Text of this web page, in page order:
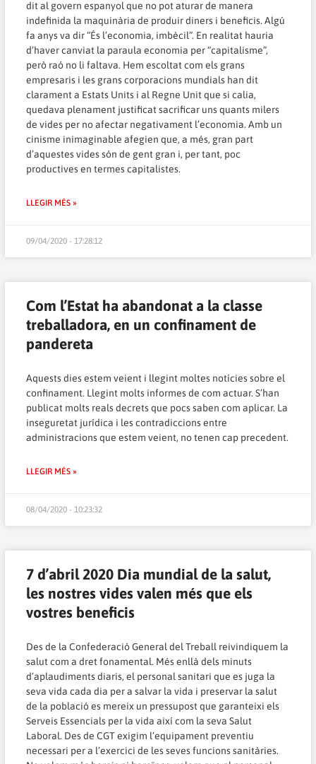
dit al govern espanyol que no pot aturar de manera
indefinida la maquinària de produir diners i beneficis. Algú
fa anys va dir “És l’economia, imbècil”. En realitat hauria
d’haver canviat la paraula economia per “capitalisme”,
però raó no li faltava. Hem escoltat com els grans
empresaris i les grans corporacions mundials han dit
clarament a Estats Units i al Regne Unit que si calia,
quedava plenament justificat sacrificar uns quants milers
de vides per no afectar negativament l’economia. Amb un
cinisme inimaginable afegien que, a més, gran part
d’aquestes vides són de gent gran i, per tant, poc
productives en termes capitalistes.
LLEGIR MÉS »
09/04/2020 - 17:28:12
Com l’Estat ha abandonat a la classe
treballadora, en un confinament de
pandereta
Aquests dies estem veient i llegint moltes notícies sobre el
confinament. Llegint molts informes de com actuar. S’han
publicat molts reals decrets que pocs saben com aplicar. La
inseguretat jurídica i les contradiccions entre
administracions que estem veient, no tenen cap precedent.
LLEGIR MÉS »
08/04/2020 - 10:23:32
7 d’abril 2020 Dia mundial de la salut,
les nostres vides valen més que els
vostres beneficis
Des de la Confederació General del Treball reivindiquem la
salut com a dret fonamental. Més enllà dels minuts
d’aplaudiments diaris, el personal sanitari que es juga la
seva vida cada dia per a salvar la vida i preservar la salut
de la població es mereix un pressupost que garanteixi els
Serveis Essencials per la vida així com la seva Salut
Laboral. Des de CGT exigim l’equipament preventiu
necessari per a l’exercici de les seves funcions sanitàries.